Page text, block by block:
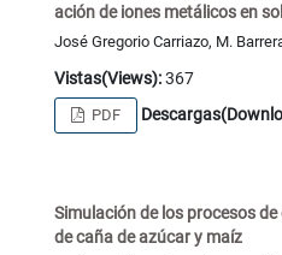
ación de iones metálicos en
José Gregorio Carriazo, M.
Vistas(Views):367
PDF
Simulación de los procesos
de caña de azúcar y maíz